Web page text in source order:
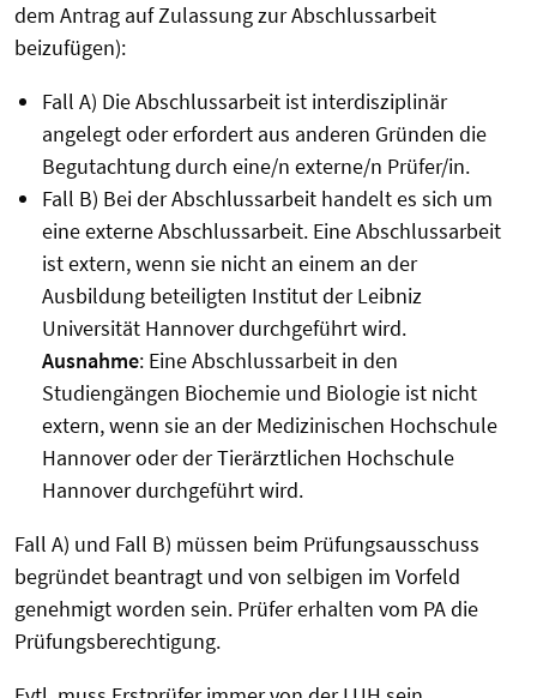
dem Antrag auf Zulassung zur Abschlussarbeit
beizufügen):
Fall A) Die Abschlussarbeit ist interdisziplinär
angelegt oder erfordert aus anderen Gründen die
Begutachtung durch eine/n externe/n Prüfer/in.
Fall B) Bei der Abschlussarbeit handelt es sich um
eine externe Abschlussarbeit. Eine Abschlussarbeit
ist extern, wenn sie nicht an einem an der
Ausbildung beteiligten Institut der Leibniz
Universität Hannover durchgeführt wird.
Ausnahme: Eine Abschlussarbeit in den
Studiengängen Biochemie und Biologie ist nicht
extern, wenn sie an der Medizinischen Hochschule
Hannover oder der Tierärztlichen Hochschule
Hannover durchgeführt wird.
Fall A) und Fall B) müssen beim Prüfungsausschuss
begründet beantragt und von selbigen im Vorfeld
genehmigt worden sein. Prüfer erhalten vom PA die
Prüfungsberechtigung.